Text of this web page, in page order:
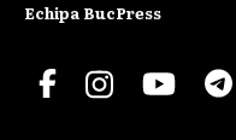
Echipa BucPress